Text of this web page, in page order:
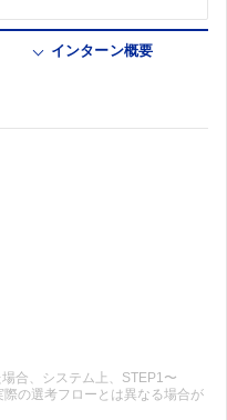
インターン概要
合、システム上、STEP1〜
の選考フローとは異なる場合が